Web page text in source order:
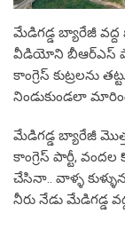
మేడిగడ్డ బ్యారేజీ వద్ద
వీడియోని బీఆర్ఎస్
కాంగ్రెస్ కుట్రలను
నిండుకుండలా
మేడిగడ్డ బ్యారేజీ
కాంగ్రెస్ పార్టీ,
చేసినా.. వాళ్ళ
నీరు నేడు మేడిగడ్డ